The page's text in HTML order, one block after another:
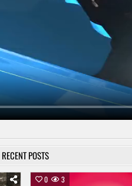
RECENT POSTS
0 3